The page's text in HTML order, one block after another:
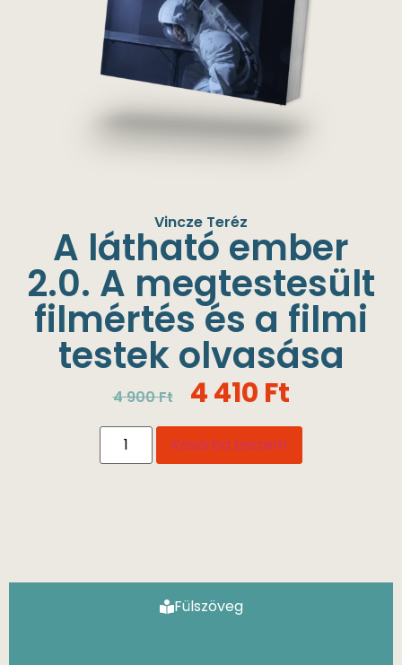
Vincze Teréz
A látható ember
2.0. A megtestesült
filmértés és a filmi
testek olvasása
4 900Ft 4 410 Ft
Kosárba teszem
Fülszöveg